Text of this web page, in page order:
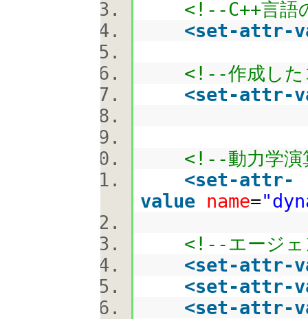
<!--C++言語
<set-attr-
<!--作成した
<set-attr-
<!--動力学演
<set-attr-
value name=
<!--エージ
<set-attr-
<set-attr-
<set-attr-